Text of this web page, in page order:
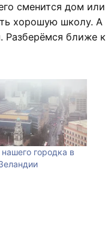
сменится дом или
хорошую школу. А
Разберёмся ближе к
городка в